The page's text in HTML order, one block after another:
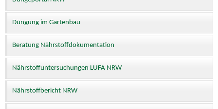
Düngung im Gartenbau
Beratung Nährstoffdokumentation
Nährstoffuntersuchungen LUFA NRW
Nährstoffbericht NRW